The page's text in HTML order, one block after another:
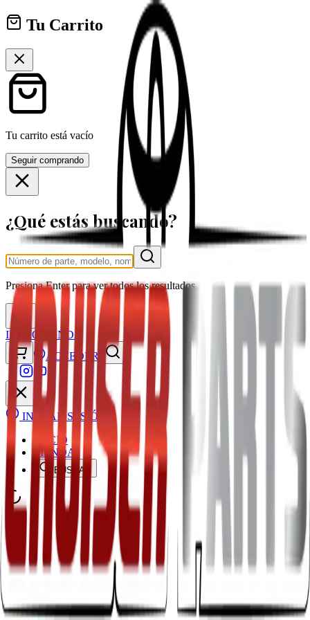
Tu Carrito
Tu carrito está vacío
Seguir comprando
¿Qué estás buscando?
PresionaEnterpara ver todos los resultados
INICIO
TIENDA
ACCEDER
INICIAR SESIÓN
INICIO
TIENDA
BUSCAR